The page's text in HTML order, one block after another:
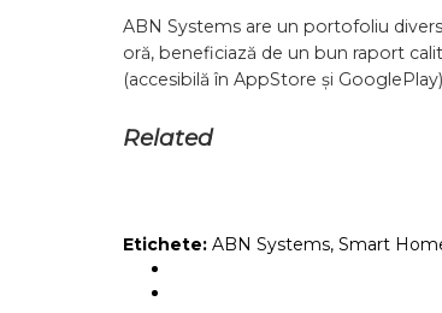
ABN Systems are un portofoliu
oră, beneficiază de un bun raport
(accesibilă în AppStore și
Related
Etichete: ABN Systems, Smart